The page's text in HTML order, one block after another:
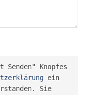
Senden" Knopfes
ein
Sie